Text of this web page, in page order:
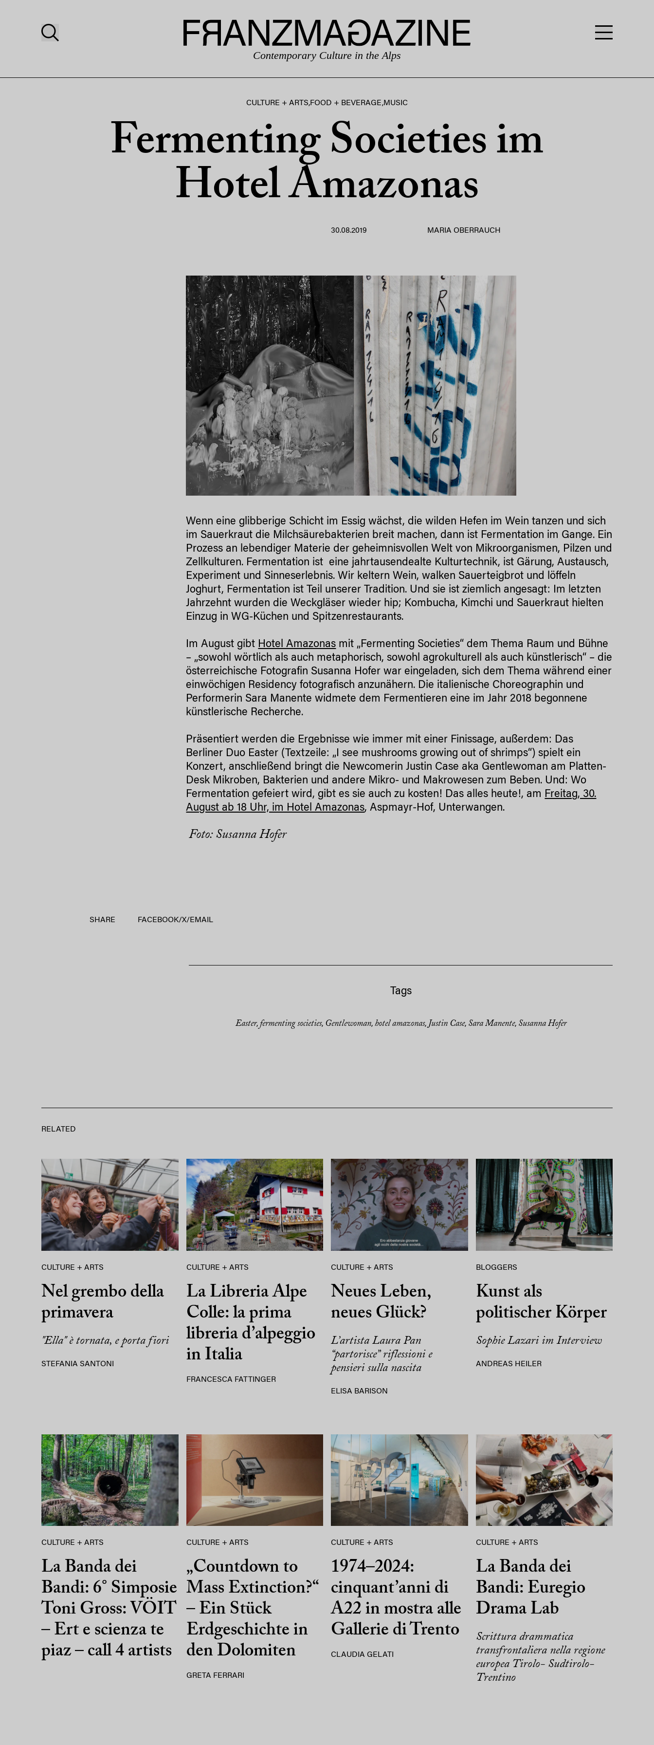
Contemporary Culture in the Alps
CULTURE + ARTS,FOOD + BEVERAGE,MUSIC
Fermenting Societies im
Hotel Amazonas
30.08.2019 MARIA OBERRAUCH
Wenn eine glibberige Schicht im Essig wächst, die wilden Hefen im Wein tanzen und sich
im Sauerkraut die Milchsäurebakterien breit machen, dann ist Fermentation im Gange. Ein
Prozess an lebendiger Materie der geheimnisvollen Welt von Mikroorganismen, Pilzen und
Zellkulturen. Fermentation ist eine jahrtausendealte Kulturtechnik, ist Gärung, Austausch,
Experiment und Sinneserlebnis. Wir keltern Wein, walken Sauerteigbrot und löffeln
Joghurt, Fermentation ist Teil unserer Tradition. Und sie ist ziemlich angesagt: Im letzten
Jahrzehnt wurden die Weckgläser wieder hip; Kombucha, Kimchi und Sauerkraut hielten
Einzug in WG-Küchen und Spitzenrestaurants.
Im August gibt Hotel Amazonas mit „Fermenting Societies“ dem Thema Raum und Bühne
– „sowohl wörtlich als auch metaphorisch, sowohl agrokulturell als auch künstlerisch“ – die
österreichische Fotografin Susanna Hofer war eingeladen, sich dem Thema während einer
einwöchigen Residency fotografisch anzunähern. Die italienische Choreographin und
Performerin Sara Manente widmete dem Fermentieren eine im Jahr 2018 begonnene
künstlerische Recherche.
Präsentiert werden die Ergebnisse wie immer mit einer Finissage, außerdem: Das
Berliner Duo Easter (Textzeile: „I see mushrooms growing out of shrimps“) spielt ein
Konzert, anschließend bringt die Newcomerin Justin Case aka Gentlewoman am Platten-
Desk Mikroben, Bakterien und andere Mikro- und Makrowesen zum Beben. Und: Wo
Fermentation gefeiert wird, gibt es sie auch zu kosten! Das alles heute!, am Freitag, 30.
August ab 18 Uhr, im Hotel Amazonas, Aspmayr-Hof, Unterwangen.
Foto: Susanna Hofer
SHARE FACEBOOK/X/ EMAIL
Tags
Easter, fermenting societies, Gentlewoman, hotel amazonas, Justin Case, Sara Manente, Susanna Hofer
RELATED
CULTURE + ARTS
Nel grembo della
primavera
"Ella" è tornata, e porta fiori
STEFANIA SANTONI
CULTURE + ARTS
La Libreria Alpe
Colle: la prima
libreria d’alpeggio
in Italia
FRANCESCA FATTINGER
CULTURE + ARTS
Neues Leben,
neues Glück?
L’artista Laura Pan
“partorisce” riflessioni e
pensieri sulla nascita
ELISA BARISON
BLOGGERS
Kunst als
politischer Körper
Sophie Lazari im Interview
ANDREAS HEILER
CULTURE + ARTS
La Banda dei
Bandi: 6° Simposie
Toni Gross: VÖIT
– Ert e scienza te
piaz – call 4 artists
CULTURE + ARTS
„Countdown to
Mass Extinction?“
– Ein Stück
Erdgeschichte in
den Dolomiten
GRETA FERRARI
CULTURE + ARTS
1974–2024:
cinquant’anni di
A22 in mostra alle
Gallerie di Trento
CLAUDIA GELATI
CULTURE + ARTS
La Banda dei
Bandi: Euregio
Drama Lab
Scrittura drammatica
transfrontaliera nella regione
europea Tirolo- Sudtirolo-
Trentino